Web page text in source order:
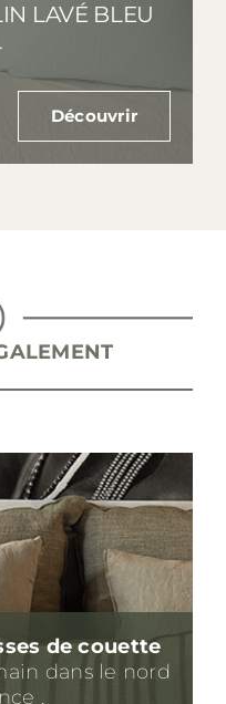
LAVÉ BLEU
Découvrir
de couette
dans le nord
.